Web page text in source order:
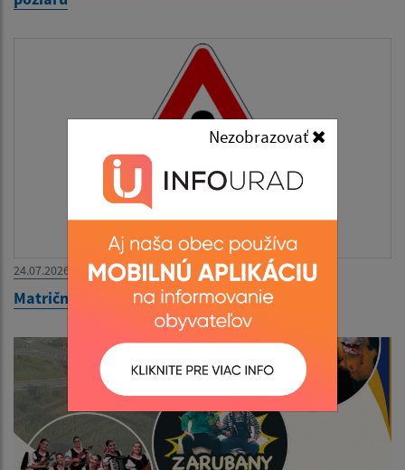
Nezobrazovať
24.07.2026
Matričný úrad zatvorený 27.07.-31.07.2026